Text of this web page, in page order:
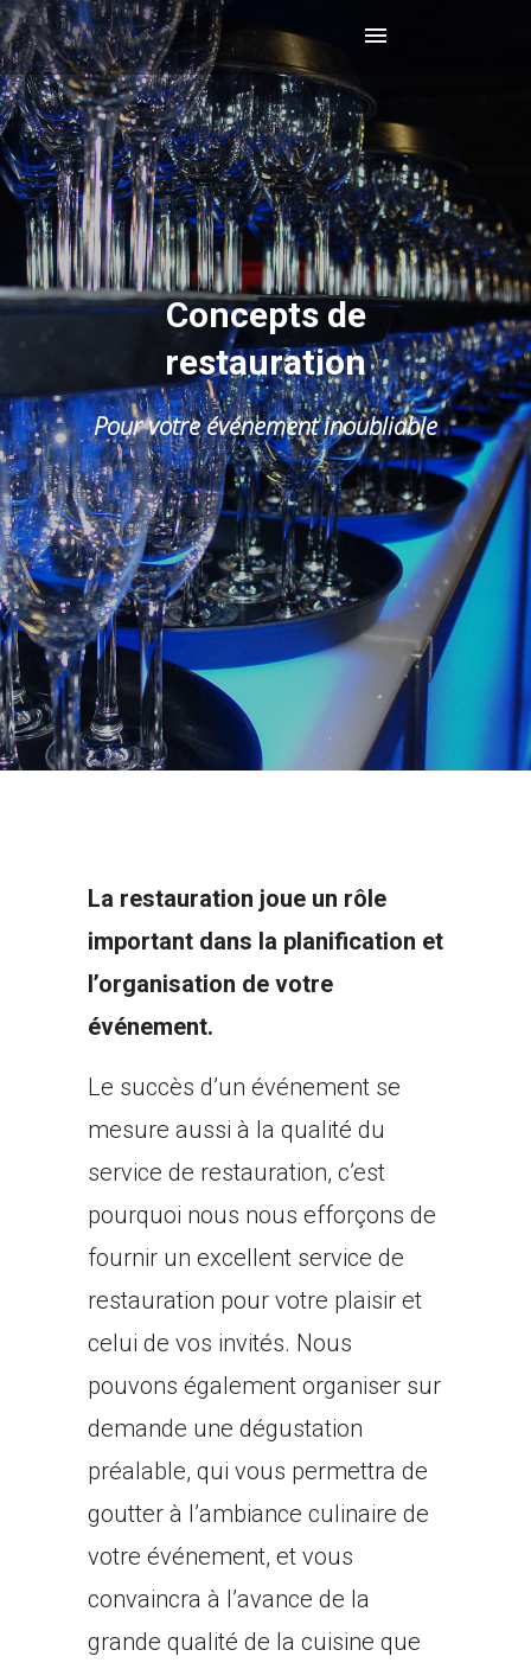
Concepts de
restauration
Pour votre événement inoubliable
La restauration joue un rôle
important dans la planification et
l’organisation de votre
événement.
Le succès d’un événement se
mesure aussi à la qualité du
service de restauration, c’est
pourquoi nous nous efforçons de
fournir un excellent service de
restauration pour votre plaisir et
celui de vos invités. Nous
pouvons également organiser sur
demande une dégustation
préalable, qui vous permettra de
goutter à l’ambiance culinaire de
votre événement, et vous
convaincra à l’avance de la
grande qualité de la cuisine que